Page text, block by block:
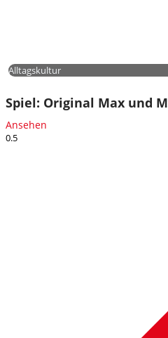
Alltagskultur
Spiel: Original Max und
Ansehen